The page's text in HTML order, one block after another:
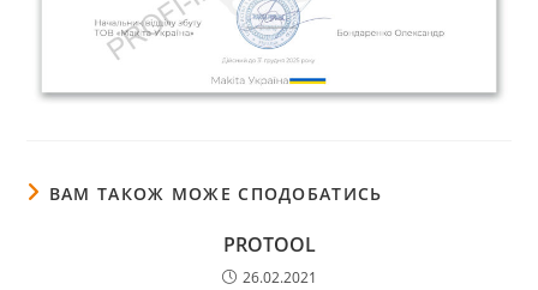
ВАМ ТАКОЖ МОЖЕ СПОДОБАТИСЬ
PROTOOL
26.02.2021